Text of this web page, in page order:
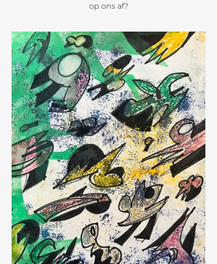
op ons af?